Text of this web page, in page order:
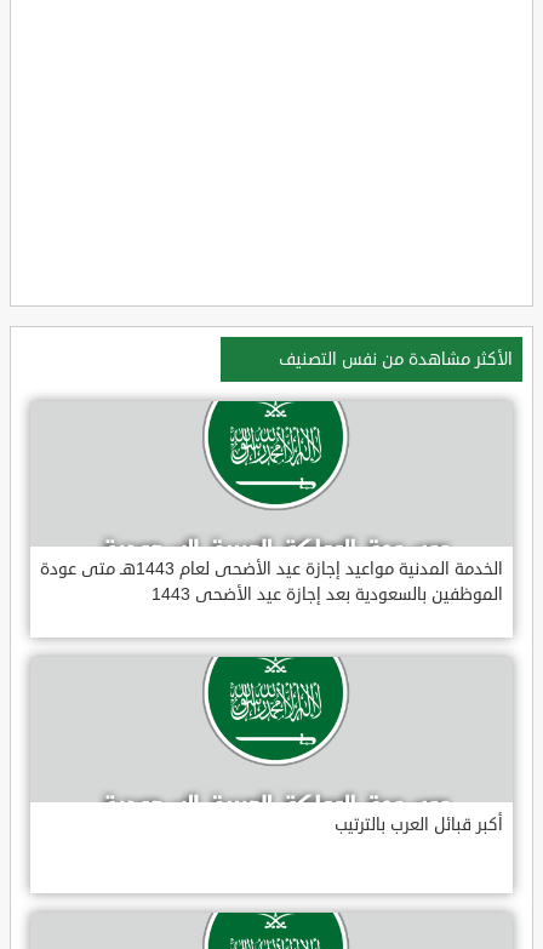
الأكثر مشاهدة من نفس التصنيف
الخدمة المدنية مواعيد إجازة عيد الأضحى لعام 1443هـ متى عودة
الموظفين بالسعودية بعد إجازة عيد الأضحى 1443
أكبر قبائل العرب بالترتيب